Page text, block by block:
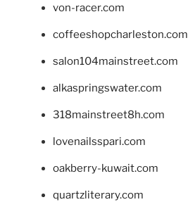
von-racer.com
coffeeshopcharleston.com
salon104mainstreet.com
alkaspringswater.com
318mainstreet8h.com
lovenailsspari.com
oakberry-kuwait.com
quartzliterary.com